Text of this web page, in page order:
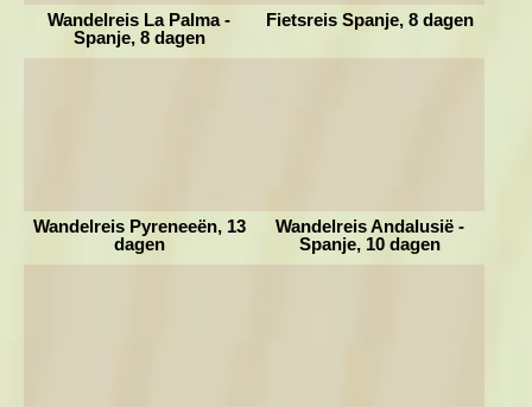
Celorio - Llanes
Afstand: 7 kilometer
waar we het vliegtuig pakken naar Amsterdam. Vergeet niet
Wandelreis La Palma -
Spanje, 8 dagen
Fietsreis Spanje, 8 dagen
Wandelreis Pyreneeën, 13
dagen
Wandelreis Andalusië -
Spanje, 10 dagen